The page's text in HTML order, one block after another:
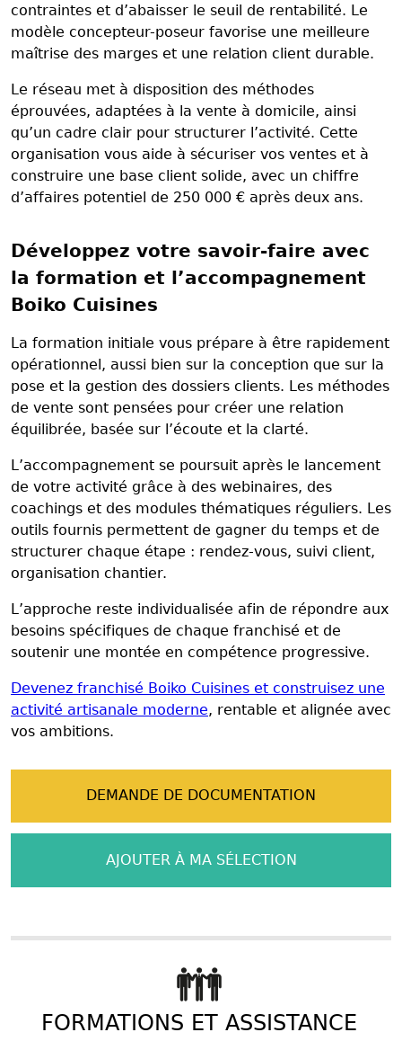
contraintes et d’abaisser le seuil de rentabilité. Le
modèle concepteur-poseur favorise une meilleure
maîtrise des marges et une relation client durable.
Le réseau met à disposition des méthodes
éprouvées, adaptées à la vente à domicile, ainsi
qu’un cadre clair pour structurer l’activité. Cette
organisation vous aide à sécuriser vos ventes et à
construire une base client solide, avec un chiffre
d’affaires potentiel de 250 000 € après deux ans.
Développez votre savoir-faire avec
la formation et l’accompagnement
Boiko Cuisines
La formation initiale vous prépare à être rapidement
opérationnel, aussi bien sur la conception que sur la
pose et la gestion des dossiers clients. Les méthodes
de vente sont pensées pour créer une relation
équilibrée, basée sur l’écoute et la clarté.
L’accompagnement se poursuit après le lancement
de votre activité grâce à des webinaires, des
coachings et des modules thématiques réguliers. Les
outils fournis permettent de gagner du temps et de
structurer chaque étape : rendez-vous, suivi client,
organisation chantier.
L’approche reste individualisée afin de répondre aux
besoins spécifiques de chaque franchisé et de
soutenir une montée en compétence progressive.
Devenez franchisé Boiko Cuisines et construisez une
activité artisanale moderne, rentable et alignée avec
vos ambitions.
DEMANDE DE DOCUMENTATION
AJOUTER À MA SÉLECTION
FORMATIONS ET ASSISTANCE